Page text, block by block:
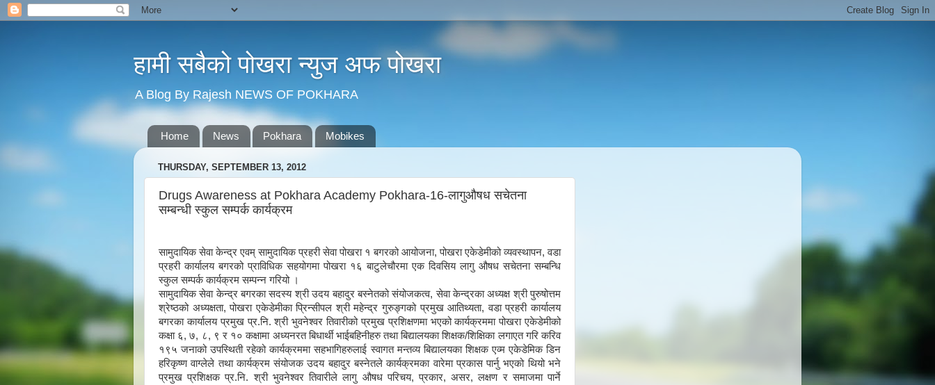
हामी सबैको पोखरा न्युज अफ पोखरा
A Blog By Rajesh NEWS OF POKHARA
Home News Pokhara Mobikes
THURSDAY, SEPTEMBER 13, 2012
Drugs Awareness at Pokhara Academy Pokhara-16-लागुऔषध सचेतना
सम्बन्धी स्कुल सम्पर्क कार्यक्रम
सामुदायिक सेवा केन्द्र एवम् सामुदायिक प्रहरी सेवा पोखरा १ बगरको आयोजना, पोखरा एकेडेमीको व्यवस्थापन, वडा
प्रहरी कार्यालय बगरको प्राविधिक सहयोगमा पोखरा १६ बाटुलेचौरमा एक दिवसिय लागु औषध सचेतना सम्बन्धि
स्कुल सम्पर्क कार्यक्रम सम्पन्न गरियो ।
सामुदायिक सेवा केन्द्र बगरका सदस्य श्री उदय बहादुर बस्नेतको संयोजकत्व, सेवा केन्द्रका अध्यक्ष श्री पुरुषोत्तम
श्रेष्ठको अध्यक्षता, पोखरा एकेडेमीका प्रिन्सीपल श्री महेन्द्र गुरुङ्गको प्रमुख आतिथ्यता, वडा प्रहरी कार्यालय
बगरका कार्यालय प्रमुख प्र.नि. श्री भुवनेश्वर तिवारीको प्रमुख प्रशिक्षणमा भएको कार्यक्रममा पोखरा एकेडेमीको
कक्षा ६, ७, ८, ९ र १० कक्षामा अध्यनरत बिधार्थी भाईबहिनीहरु तथा बिद्यालयका शिक्षक/शिक्षिका लगाएत गरि करिव
१९५ जनाको उपस्थिती रहेको कार्यक्रममा सहभागिहरुलाई स्वागत मन्तव्य बिद्यालयका शिक्षक एव्म एकेडेमिक डिन
हरिकृष्ण वाग्लेले तथा कार्यक्रम संयोजक उदय बहादुर बस्नेतले कार्यक्रमका वारेमा प्रकास पार्नु भएको थियो भने
प्रमुख प्रशिक्षक प्र.नि. श्री भुवनेश्वर तिवारीले लागु औषध परिचय, प्रकार, असर, लक्षण र समाजमा पार्ने